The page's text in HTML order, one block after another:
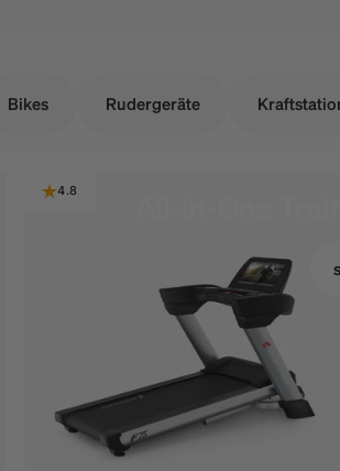
All-in-One
Bikes Rudergeräte
4.8